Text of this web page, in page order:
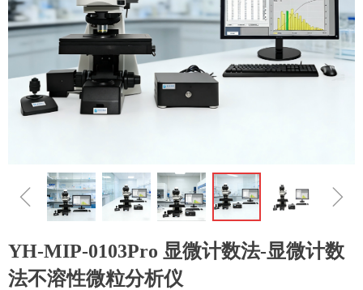
ꁆ ꁇ
YH-MIP-0103Pro 显微计数法-显微计数
法不溶性微粒分析仪